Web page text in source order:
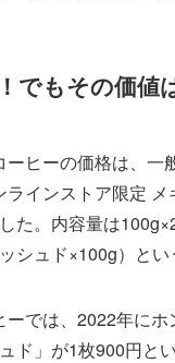
でもその価値
ーヒーの価格は、
インストア限定
た。内容量は
シュド×100g）とい
ーでは、2022年に
ド」が1枚900円と